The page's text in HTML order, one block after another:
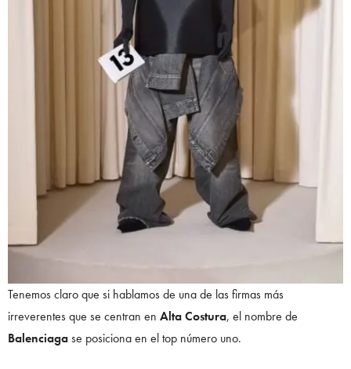
Tenemos claro que si hablamos de una de las firmas más
irreverentes que se centran en Alta Costura, el nombre de
Balenciagase posiciona en el top número uno.